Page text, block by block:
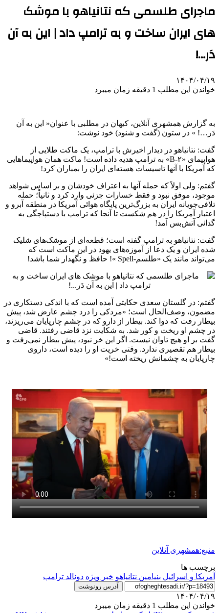
ماجرای طلسمی که نتانیاهو با موشک
های ایران ساخت و به ترامپ داد | این به آن
دَر…!
۱۴۰۴/۰۴/۱۹
خواندن این مطلب 1 دقیقه زمان میبرد
به گزارش همشهری آنلاین، کیهان در مطلبی با عنوان« این به آن
دَر…! » در ستون (گفت و شنود) خود نوشت:
گفت: نتانیاهو در دیدار اخیرش با ترامپ، یک ماکت طلایی از
هواپیمای «‌۲-B» به ترامپ هدیه داده است! ماکت همان هواپیماهایی
که آمریکا با آنها تاسیسات هسته‌ای ایران را بمباران کرد!
گفتم: ولی اولاً که حمله آنها به اعتراف خودشان و بر اساس شواهد
موجود، موفق نبود و فقط خسارات جزئی وارد کرد و ثانیاً؛ حمله
تلافی‌جویانه ایران به بزرگ‌ترین پایگاه هوائی آمریکا در منطقه آبرو و
اعتبار آمریکا را در هم شکست تا آنجا که ترامپ با دستپاچگی به
گدائی آتش‌بس آمد!
گفت: نتانیاهو به ترامپ گفته است؛ قطعه‌ای از موشک‌های شلیک
شده ایران و یک دعا از آموزه‌های یهود در این ماکت است که
می‌تواند مانند یک «طلسم-Spell »! حافظ و نگهدار شما باشد!
گفتم: در گلستان سعدی حکایتی آمده است که با اندکی دستکاری در
مضمون، وصف‌الحال است؛ «مردکی را درد چشم عارض شد، پیش
بیطار رفت که دوا کند. بیطار از دارو که در چشم چارپایان می‌ریزند،
در چشم او ریخت و کور شد. به شکایت نزد قاضی رفتند. قاضی
گفت بر او هیچ تاوان نیست. اگر این خر نبود، پیش بیطار نمی‌رفت و
بیطار هم تقصیری ندارد. وقتی خریت او را دیده است، داروی
چارپایان به چشمانش ریخته است!»
منبع:همشهری آنلاین
برچسب ها
آمریکا و اسرائیل بنیامین نتانیاهو خبر ویژه دونالد ترامپ
آدرس رونوشت
۱۴۰۴/۰۴/۱۹
خواندن این مطلب 1 دقیقه زمان میبرد